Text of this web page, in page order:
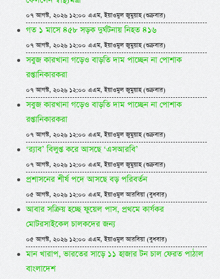
০৭ আগস্ট, ২০২৬ ১২:০০ এএম, ইয়াওমুল জুমুয়াহ (শুক্রবার)
গত ১ মাসে ৪৫৮ সড়ক দুর্ঘটনায় নিহত ৪১৬
০৭ আগস্ট, ২০২৬ ১২:০০ এএম, ইয়াওমুল জুমুয়াহ (শুক্রবার)
সবুজ কারখানা গড়েও বাড়তি দাম পাচ্ছেন না পোশাক
রপ্তানিকারকরা
০৭ আগস্ট, ২০২৬ ১২:০০ এএম, ইয়াওমুল জুমুয়াহ (শুক্রবার)
সবুজ কারখানা গড়েও বাড়তি দাম পাচ্ছেন না পোশাক
রপ্তানিকারকরা
০৭ আগস্ট, ২০২৬ ১২:০০ এএম, ইয়াওমুল জুমুয়াহ (শুক্রবার)
‘র‍্যাব’ বিলুপ্ত করে আসছে ‘এসআরবি’
০৭ আগস্ট, ২০২৬ ১২:০০ এএম, ইয়াওমুল জুমুয়াহ (শুক্রবার)
প্রশাসনের শীর্ষ পদে আসছে বড় পরিবর্তন
০৫ আগস্ট, ২০২৬ ১২:০০ এএম, ইয়াওমুল আরবিয়া (বুধবার)
আবার সক্রিয় হচ্ছে ফুয়েল পাস, প্রথমে কার্যকর
মোটরসাইকেল চালকদের জন্য
০৫ আগস্ট, ২০২৬ ১২:০০ এএম, ইয়াওমুল আরবিয়া (বুধবার)
মান খারাপ, ভারতের সাড়ে ১১ হাজার টন চাল ফেরত পাঠাল
বাংলাদেশ